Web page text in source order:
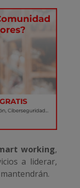
working,
a liderar,